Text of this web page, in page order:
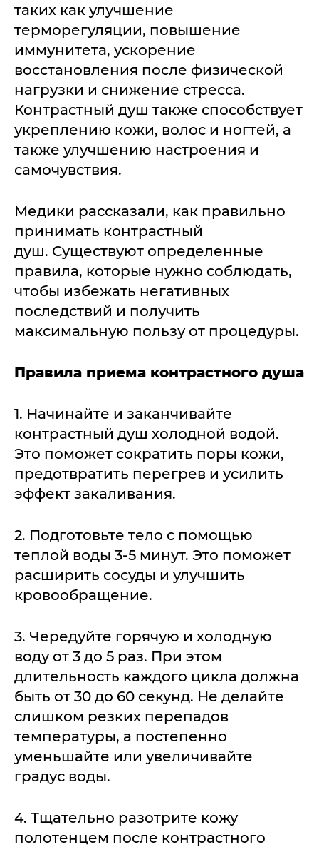
таких как улучшение
терморегуляции, повышение
иммунитета, ускорение
восстановления после физической
нагрузки и снижение стресса.
Контрастный душ также способствует
укреплению кожи, волос и ногтей, а
также улучшению настроения и
самочувствия.
Медики рассказали, как правильно
принимать контрастный
душ. Существуют определенные
правила, которые нужно соблюдать,
чтобы избежать негативных
последствий и получить
максимальную пользу от процедуры.
Правила приема контрастного душа
1. Начинайте и заканчивайте
контрастный душ холодной водой.
Это поможет сократить поры кожи,
предотвратить перегрев и усилить
эффект закаливания.
2. Подготовьте тело с помощью
теплой воды 3-5 минут. Это поможет
расширить сосуды и улучшить
кровообращение.
3. Чередуйте горячую и холодную
воду от 3 до 5 раз. При этом
длительность каждого цикла должна
быть от 30 до 60 секунд. Не делайте
слишком резких перепадов
температуры, а постепенно
уменьшайте или увеличивайте
градус воды.
4. Тщательно разотрите кожу
полотенцем после контрастного